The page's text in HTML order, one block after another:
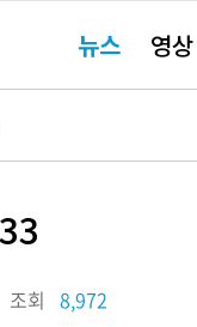
요뉴스 영상
조회 8,972